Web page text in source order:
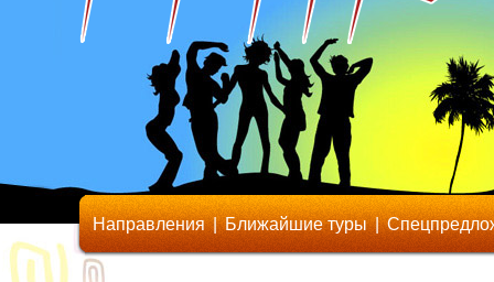
Направления | Ближайшие туры |